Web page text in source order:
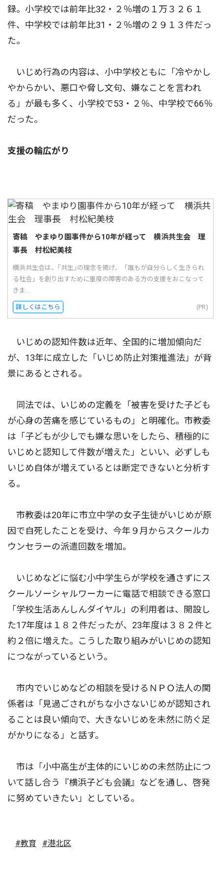
録。小学校では前年比32・２％増の１万３２６１
件、中学校では前年比31・２％増の２９１３件だっ
た。
いじめ行為の内容は、小中学校ともに「冷やかし
やからかい、悪口や脅し文句、嫌なことを言われ
る」が最も多く、小学校で53・２％、中学校で66％
だった。
支援の輪広がり
寄稿 やまゆり園事件から10年が経って 横浜共生会 理
事長 村松紀美枝
横浜共生会は、｢共生｣の理念を掲げ、「誰もが自分らしく生きられ
る社会」を創り出すために重度の障害のある方の支援をおこなって
きま...
詳しくはこちら (PR)
いじめの認知件数は近年、全国的に増加傾向だ
が、13年に成立した「いじめ防止対策推進法」が背
景にあるとされる。
同法では、いじめの定義を「被害を受けた子ども
が心身の苦痛を感じているもの」と明確化。市教委
は「子どもが少しでも嫌な思いをしたら、積極的に
いじめと認知して件数が増えた」といい、必ずしも
いじめ自体が増えているとは断定できないと分析す
る。
市教委は20年に市立中学の女子生徒がいじめが原
因で自死したことを受け、今年９月からスクールカ
ウンセラーの派遣回数を増加。
いじめなどに悩む小中学生らが学校を通さずにス
クールソーシャルワーカーに電話で相談できる窓口
「学校生活あんしんダイヤル」の利用者は、開設し
た17年度は１８２件だったが、23年度は３８２件と
約２倍に増えた。こうした取り組みがいじめの認知
につながっているという。
市内でいじめなどの相談を受けるＮＰＯ法人の関
係者は「見過ごされがちな小さないじめが認知され
ることは良い傾向で、大きないじめを未然に防ぐ足
がかりになる」と話す。
市は「小中高生が主体的にいじめの未然防止につ
いて話し合う『横浜子ども会議』などを通し、啓発
に努めていきたい」としている。
#教育 #港北区